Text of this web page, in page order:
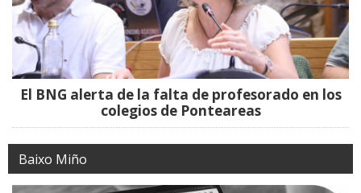
El BNG alerta de la falta de profesorado en los
colegios de Ponteareas
Baixo Miño